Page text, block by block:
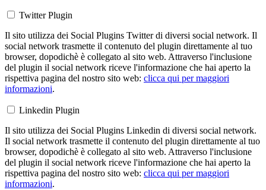
Twitter Plugin
Il sito utilizza dei Social Plugins Twitter di diversi social network. Il
social network trasmette il contenuto del plugin direttamente al tuo
browser, dopodichè è collegato al sito web. Attraverso l'inclusione
del plugin il social network riceve l'informazione che hai aperto la
rispettiva pagina del nostro sito web: clicca qui per maggiori
informazioni.
Linkedin Plugin
Il sito utilizza dei Social Plugins Linkedin di diversi social network.
Il social network trasmette il contenuto del plugin direttamente al tuo
browser, dopodichè è collegato al sito web. Attraverso l'inclusione
del plugin il social network riceve l'informazione che hai aperto la
rispettiva pagina del nostro sito web: clicca qui per maggiori
informazioni.